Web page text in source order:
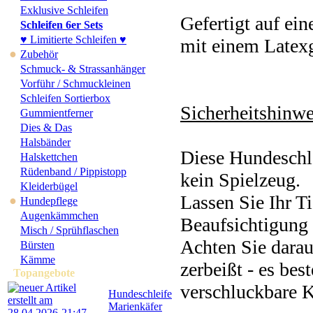
Exklusive Schleifen
Schleifen 6er Sets
♥ Limitierte Schleifen ♥
● Zubehör
Schmuck- & Strassanhänger
Vorführ / Schmuckleinen
Schleifen Sortierbox
Gummientferner
Dies & Das
Halsbänder
Halskettchen
Rüdenband / Pippistopp
Kleiderbügel
● Hundepflege
Augenkämmchen
Misch / Sprühflaschen
Bürsten
Kämme
Topangebote
Hundeschleife
Marienkäfer
Gefertigt auf
mit einem
Diese
kein Spielzeug.
Lassen Sie Ihr
Beaufsichtigung
Achten Sie
zerbeißt - es
verschluckbare